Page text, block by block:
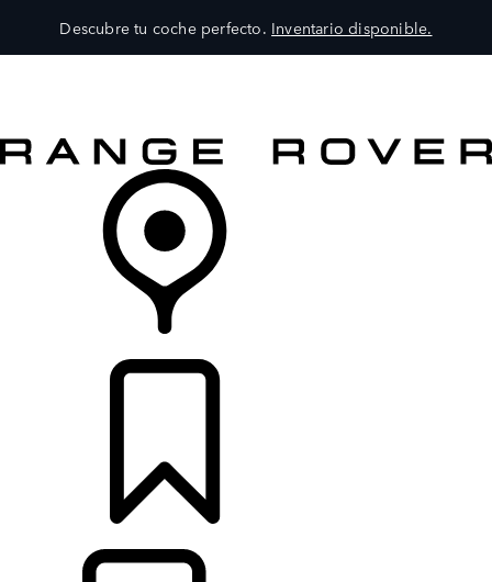
Descubre tu coche perfecto. Inventario disponible.